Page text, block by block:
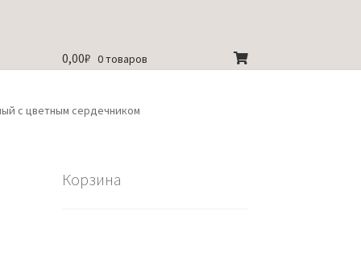
0,00₽ 0 товаров
с цветным сердечником
Корзина